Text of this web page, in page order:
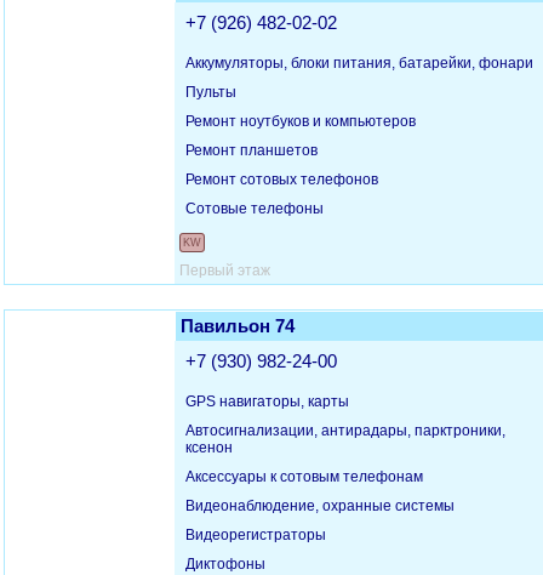
+7 (926) 482-02-02
Аккумуляторы, блоки питания, батарейки, фонари
Пульты
Ремонт ноутбуков и компьютеров
Ремонт планшетов
Ремонт сотовых телефонов
Сотовые телефоны
KW
Первый этаж
Павильон 74
+7 (930) 982-24-00
GPS навигаторы, карты
Автосигнализации, антирадары, парктроники,
ксенон
Аксессуары к сотовым телефонам
Видеонаблюдение, охранные системы
Видеорегистраторы
Диктофоны